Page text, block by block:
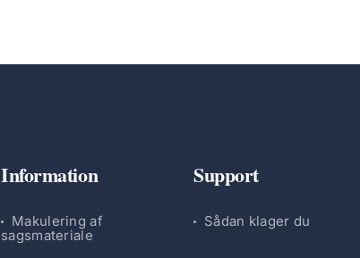
Information
Makulering af
sagsmateriale
Support
Sådan klager du